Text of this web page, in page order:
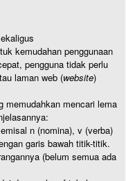
kemudahan penggunaan
pengguna tidak perlu
laman web (website)
memudahkan mencari lema
n (nomina), v (verba)
garis bawah titik-titik.
(belum semua ada